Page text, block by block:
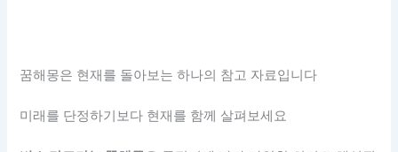
꿈해몽은 현재를 돌아보는 하나의 참고 자료입니다
미래를 단정하기보다 현재를 함께 살펴보세요